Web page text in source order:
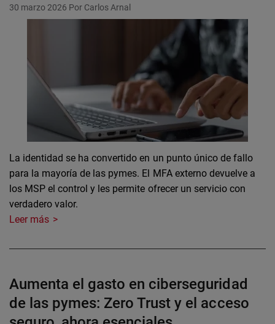
30 marzo 2026 Por Carlos Arnal
La identidad se ha convertido en un punto único de fallo
para la mayoría de las pymes. El MFA externo devuelve a
los MSP el control y les permite ofrecer un servicio con
verdadero valor.
Leer más
Aumenta el gasto en ciberseguridad
de las pymes: Zero Trust y el acceso